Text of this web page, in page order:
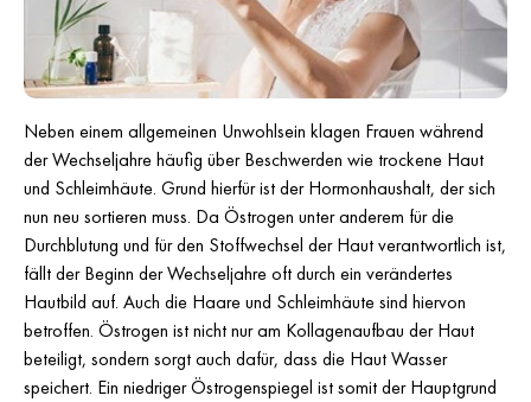
Neben einem allgemeinen Unwohlsein klagen Frauen während
der Wechseljahre häufig über Beschwerden wie trockene Haut
und Schleimhäute. Grund hierfür ist der Hormonhaushalt, der sich
nun neu sortieren muss. Da Östrogen unter anderem für die
Durchblutung und für den Stoffwechsel der Haut verantwortlich ist,
fällt der Beginn der Wechseljahre oft durch ein verändertes
Hautbild auf. Auch die Haare und Schleimhäute sind hiervon
betroffen. Östrogen ist nicht nur am Kollagenaufbau der Haut
beteiligt, sondern sorgt auch dafür, dass die Haut Wasser
speichert. Ein niedriger Östrogenspiegel ist somit der Hauptgrund